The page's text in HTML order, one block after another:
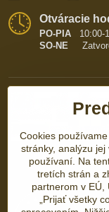
Otváracie
PO-PIA
10:00-
SO-NE
Cookies
stránky, analýzu
používaní. Na
tretích strán a
partnerom v EÚ,
„Prijať všetky